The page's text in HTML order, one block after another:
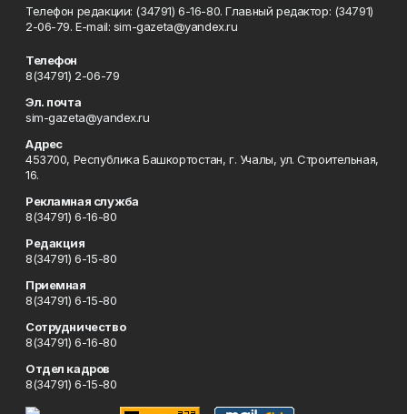
Телефон редакции: (34791) 6-16-80. Главный редактор: (34791)
2-06-79. Е-mаil: sim-gazeta@yandex.ru
Телефон
8(34791) 2-06-79
Эл. почта
sim-gazeta@yandex.ru
Адрес
453700, Республика Башкортостан, г. Учалы, ул. Строительная,
16.
Рекламная служба
8(34791) 6-16-80
Редакция
8(34791) 6-15-80
Приемная
8(34791) 6-15-80
Сотрудничество
8(34791) 6-16-80
Отдел кадров
8(34791) 6-15-80